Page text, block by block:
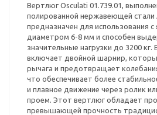
Вертлюг Osculati 01.739.01,
полированной нержавеющей стали
предназначен для использования
диаметром 6-8 мм и способен
значительные нагрузки до 3200 кг.
включает двойной шарнир,
рычага и предотвращает
что обеспечивает более
и плавное движение через ролик
проем. Этот вертлюг обладает
превышающей прочность